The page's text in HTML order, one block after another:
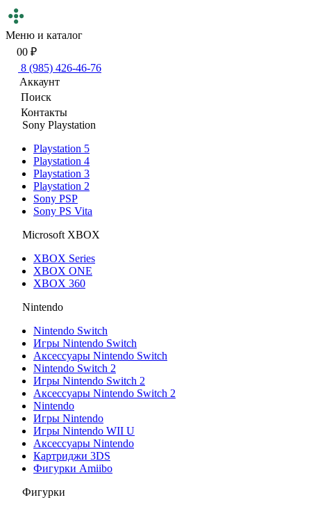
Меню и каталог
00 ₽
8 (985) 426-46-76
Аккаунт
Поиск
Контакты
Sony Playstation
Playstation 5
Playstation 4
Playstation 3
Playstation 2
Sony PSP
Sony PS Vita
Microsoft XBOX
XBOX Series
XBOX ONE
XBOX 360
Nintendo
Nintendo Switch
Игры Nintendo Switch
Аксессуары Nintendo Switch
Nintendo Switch 2
Игры Nintendo Switch 2
Аксессуары Nintendo Switch 2
Nintendo
Игры Nintendo
Игры Nintendo WII U
Аксессуары Nintendo
Картриджи 3DS
Фигурки Amiibo
Фигурки